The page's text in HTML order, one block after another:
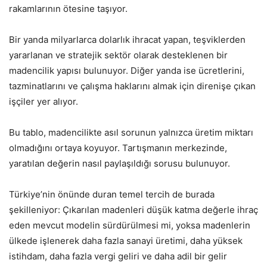
rakamlarının ötesine taşıyor.
Bir yanda milyarlarca dolarlık ihracat yapan, teşviklerden
yararlanan ve stratejik sektör olarak desteklenen bir
madencilik yapısı bulunuyor. Diğer yanda ise ücretlerini,
tazminatlarını ve çalışma haklarını almak için direnişe çıkan
işçiler yer alıyor.
Bu tablo, madencilikte asıl sorunun yalnızca üretim miktarı
olmadığını ortaya koyuyor. Tartışmanın merkezinde,
yaratılan değerin nasıl paylaşıldığı sorusu bulunuyor.
Türkiye’nin önünde duran temel tercih de burada
şekilleniyor: Çıkarılan madenleri düşük katma değerle ihraç
eden mevcut modelin sürdürülmesi mi, yoksa madenlerin
ülkede işlenerek daha fazla sanayi üretimi, daha yüksek
istihdam, daha fazla vergi geliri ve daha adil bir gelir